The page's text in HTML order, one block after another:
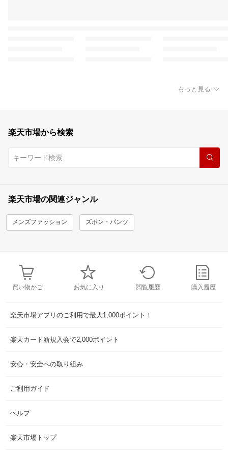
もっと見る
楽天市場から検索
楽天市場の関連ジャンル
メンズファッション ズボン・パンツ
買い物かご お気に入り 閲覧履歴 購入履歴
楽天市場アプリのご利用で最大1,000ポイント！
楽天カード新規入会で2,000ポイント
安心・安全への取り組み
ご利用ガイド
ヘルプ
楽天市場トップ